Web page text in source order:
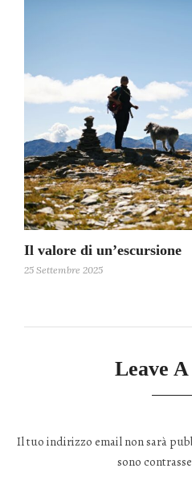
Il valore di un’escursione
25 Settembre 2025
Leave
Il tuo indirizzo email non sarà
sono